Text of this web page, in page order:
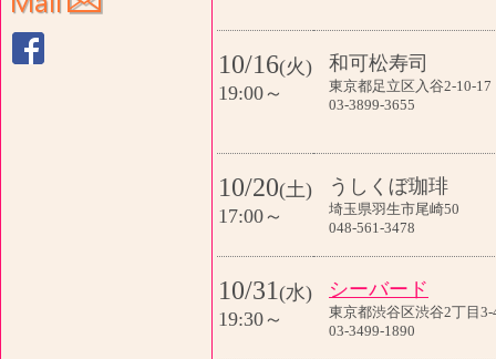
10/16(火)
19:00～
和可松寿司
東京都足立区入谷2-10-17
03-3899-3655
10/20(土)
17:00～
うしくぼ珈琲
埼玉県羽生市尾崎50
048-561-3478
10/31 (水)
19:30～
シーバード
東京都渋谷区渋谷2丁目3-
03-3499-1890